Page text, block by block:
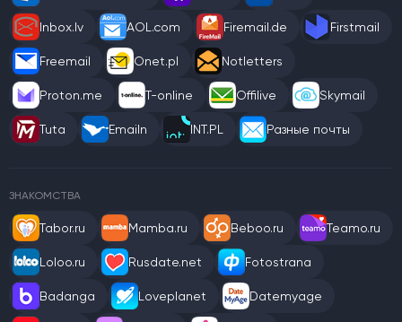
Inbox.lv AOL.com Firemail.de Firstmail
Freemail Onet.pl Notletters
Proton.me T-online Offilive Skymail
Tuta Emailn INT.PL Разные почты
ЗНАКОМСТВА
Tabor.ru Mamba.ru Beboo.ru Teamo.ru
Loloo.ru Rusdate.net Fotostrana
Badanga Loveplanet Datemyage